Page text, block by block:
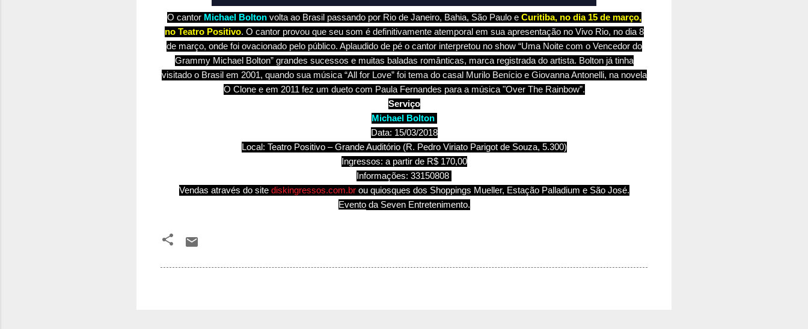
O cantorMichael Boltonvolta ao Brasil passando por Rio de Janeiro, Bahia, São Paulo eCuritiba, no dia 15 de março,
no Teatro Positivo. O cantor provou que seu som é definitivamente atemporal em sua apresentação no Vivo Rio, no dia 8
de março, onde foi ovacionado pelo público. Aplaudido de pé o cantor interpretou no show “Uma Noite com o Vencedor do
Grammy Michael Bolton” grandes sucessos e muitas baladas românticas, marca registrada do artista. Bolton já tinha
visitado o Brasil em 2001, quando sua música “All for Love” foi tema do casal Murilo Benício e Giovanna Antonelli, na novela
O Clone e em 2011 fez um dueto com Paula Fernandes para a música "Over The Rainbow”.
Serviço
Michael Bolton
Data: 15/03/2018
Local: Teatro Positivo – Grande Auditório (R. Pedro Viriato Parigot de Souza, 5.300)
Ingressos: a partir de R$ 170,00
Informações: 33150808
Vendas através do site diskingressos.com.brou quiosques dos Shoppings Mueller, Estação Palladium e São José.
Eventoda Seven Entretenimento.